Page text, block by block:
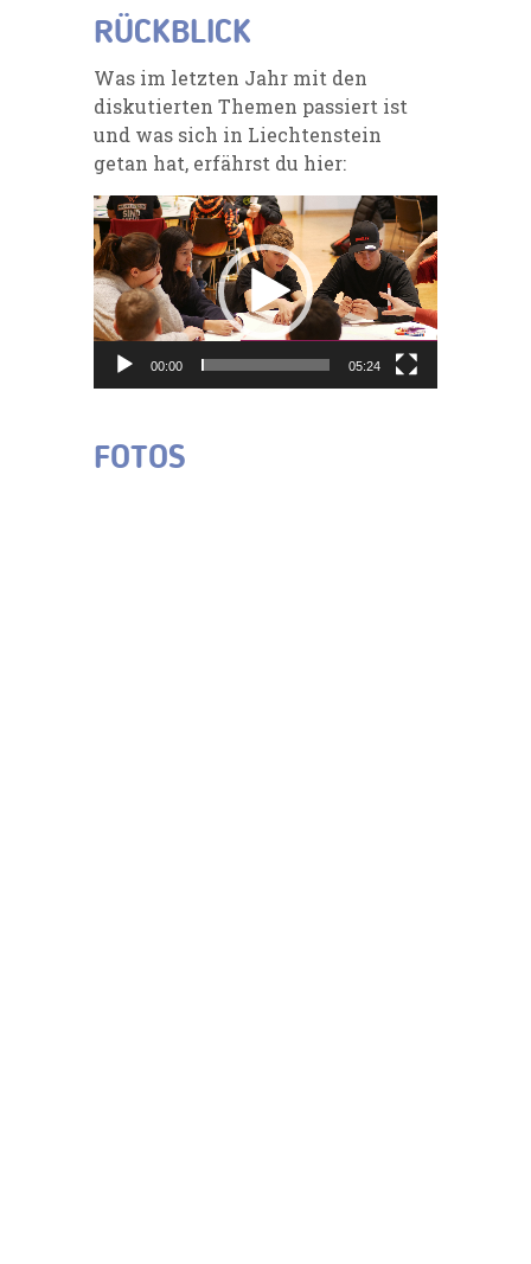
RÜCKBLICK
Was im letzten Jahr mit den
diskutierten Themen passiert ist
und was sich in Liechtenstein
getan hat, erfährst du hier:
Video-
Player
00:00 05:24
FOTOS